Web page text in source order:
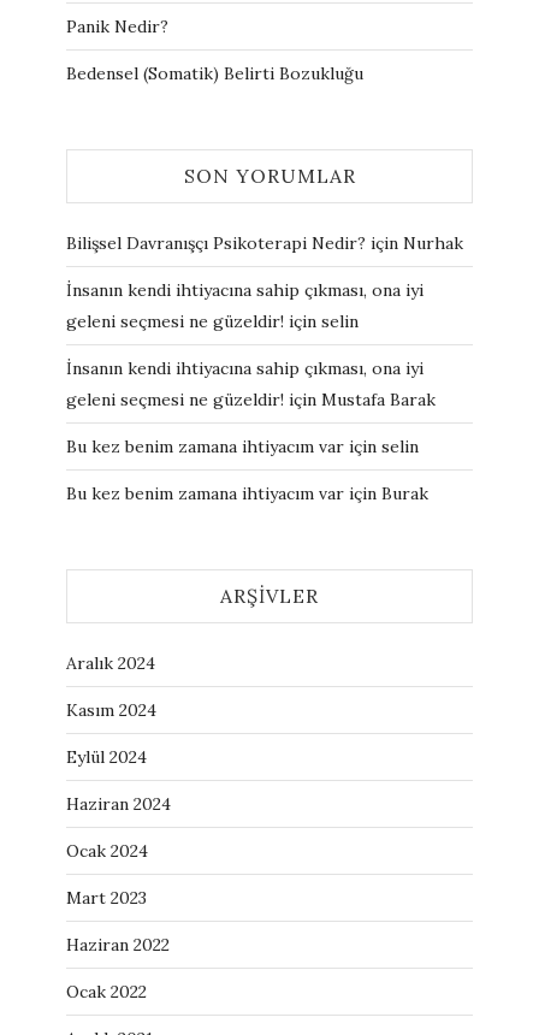
Panik Nedir?
Bedensel (Somatik) Belirti Bozukluğu
SON YORUMLAR
Bilişsel Davranışçı Psikoterapi Nedir? için Nurhak
İnsanın kendi ihtiyacına sahip çıkması, ona iyi
geleni seçmesi ne güzeldir! için selin
İnsanın kendi ihtiyacına sahip çıkması, ona iyi
geleni seçmesi ne güzeldir! için Mustafa Barak
Bu kez benim zamana ihtiyacım var için selin
Bu kez benim zamana ihtiyacım var için Burak
ARŞIVLER
Aralık 2024
Kasım 2024
Eylül 2024
Haziran 2024
Ocak 2024
Mart 2023
Haziran 2022
Ocak 2022